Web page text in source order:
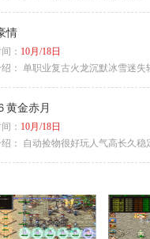
情
： 10月/18日
： 单职业复古火龙沉默冰雪迷失
黄金赤月
： 10月/18日
：
自动捡物很好玩人气高长久稳